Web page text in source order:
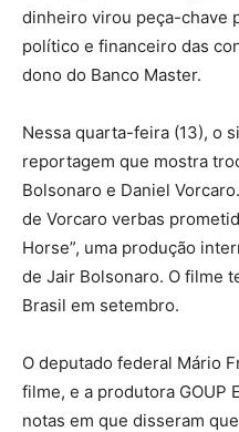
dinheiro virou peça-chave
político e financeiro das
dono do Banco Master.
Nessa quarta-feira (13), o
reportagem que mostra
Bolsonaro e Daniel
de Vorcaro verbas
Horse”, uma produção
de Jair Bolsonaro. O filme
Brasil em setembro.
O deputado federal Mário
filme, e a produtora GOUP
notas em que disseram